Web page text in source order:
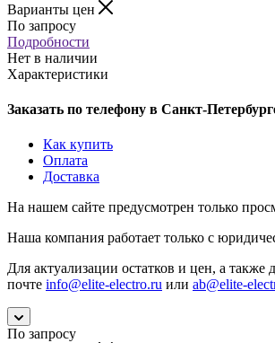
Варианты цен
По запросу
Подробности
Нет в наличии
Характеристики
Заказать по телефону в Санкт-
Как купить
Оплата
Доставка
На нашем сайте предусмотрен только
Наша компания работает только с
Для актуализации остатков и цен, а
почте info@elite-electro.ru или ab@elite-
По запросу